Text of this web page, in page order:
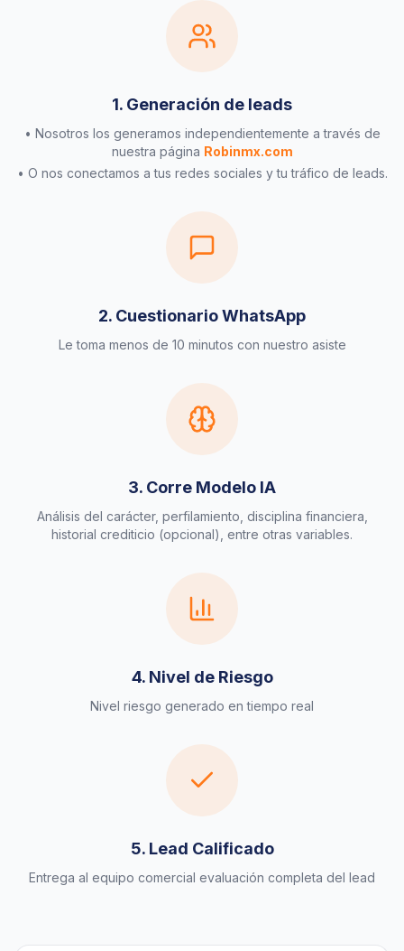
1. Generación de leads
• Nosotros los generamos independientemente a través de
nuestra página Robinmx.com
• O nos conectamos a tus redes sociales y tu tráfico de leads.
2. Cuestionario WhatsApp
Le toma menos de 10 minutos con nuestro asiste
3. Corre Modelo IA
Análisis del carácter, perfilamiento, disciplina financiera,
historial crediticio (opcional), entre otras variables.
4. Nivel de Riesgo
Nivel riesgo generado en tiempo real
5. Lead Calificado
Entrega al equipo comercial evaluación completa del lead